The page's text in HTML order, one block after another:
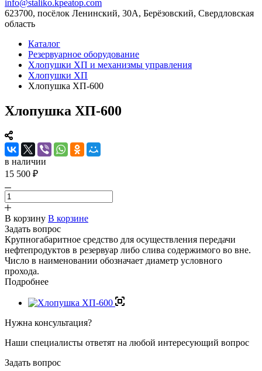
info@staliko.kpeatop.com
623700, посёлок Ленинский, 30А, Берёзовский, Свердловская
область
Каталог
Резервуарное оборудование
Хлопушки ХП и механизмы управления
Хлопушки ХП
Хлопушка ХП-600
Хлопушка ХП-600
в наличии
15 500 ₽
В корзину В корзине
Задать вопрос
Крупногабаритное средство для осуществления передачи
нефтепродуктов в резервуар либо слива содержимого во вне.
Число в наименовании обозначает диаметр условного
прохода.
Подробнее
Нужна консультация?
Наши специалисты ответят на любой интересующий вопрос
Задать вопрос